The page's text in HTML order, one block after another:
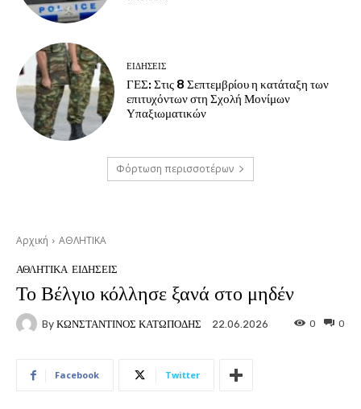
ΕΙΔΗΣΕΙΣ
ΓΕΣ: Στις 8 Σεπτεμβρίου η κατάταξη των
επιτυχόντων στη Σχολή Μονίμων
Υπαξιωματικών
Φόρτωση περισσοτέρων